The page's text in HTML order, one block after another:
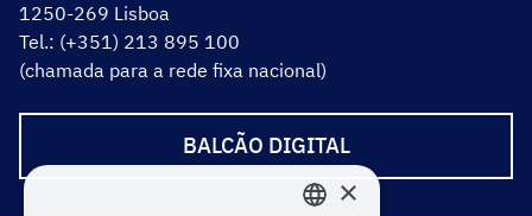
1250-269 Lisboa
Tel.: (+351) 213 895 100
(chamada para a rede fixa nacional)
BALCÃO DIGITAL
×